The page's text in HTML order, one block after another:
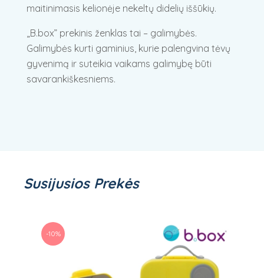
maitinimasis kelionėje nekeltų didelių iššūkių.
„B.box” prekinis ženklas tai – galimybės.
Galimybės kurti gaminius, kurie palengvina tėvų
gyvenimą ir suteikia vaikams galimybę būti
savarankiškesniems.
Susijusios Prekės
-10%